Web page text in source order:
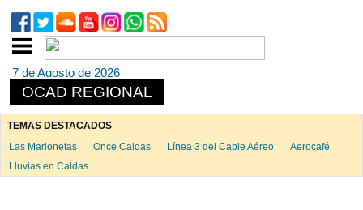
7 de Agosto de 2026
OCAD REGIONAL
TEMAS DESTACADOS
Las Marionetas
Once Caldas Línea 3 del Cable Aéreo
Aerocafé
Lluvias en Caldas